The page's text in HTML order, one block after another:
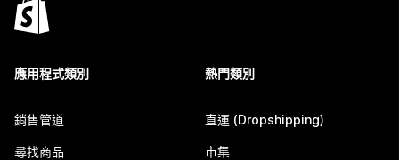
應用程式類別
銷售管道
尋找商品
熱門類別
直運 (Dropshipping)
市集